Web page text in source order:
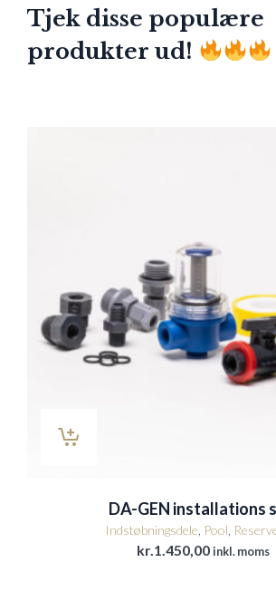
Tjek disse populære
produkter ud!
DA-GEN installations
Indstøbningsdele Pool
kr. 1.450,00 inkl. moms